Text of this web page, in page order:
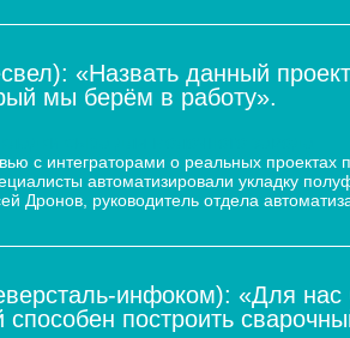
«Назвать данный
мы берём в работу».
с интеграторами о реальных
автоматизировали укладку
Дронов, руководитель отдела
инфоком): «Для
способен построить